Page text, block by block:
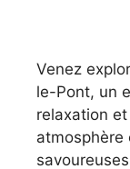
Venez
le-Pont, un
relaxation
atmosphère